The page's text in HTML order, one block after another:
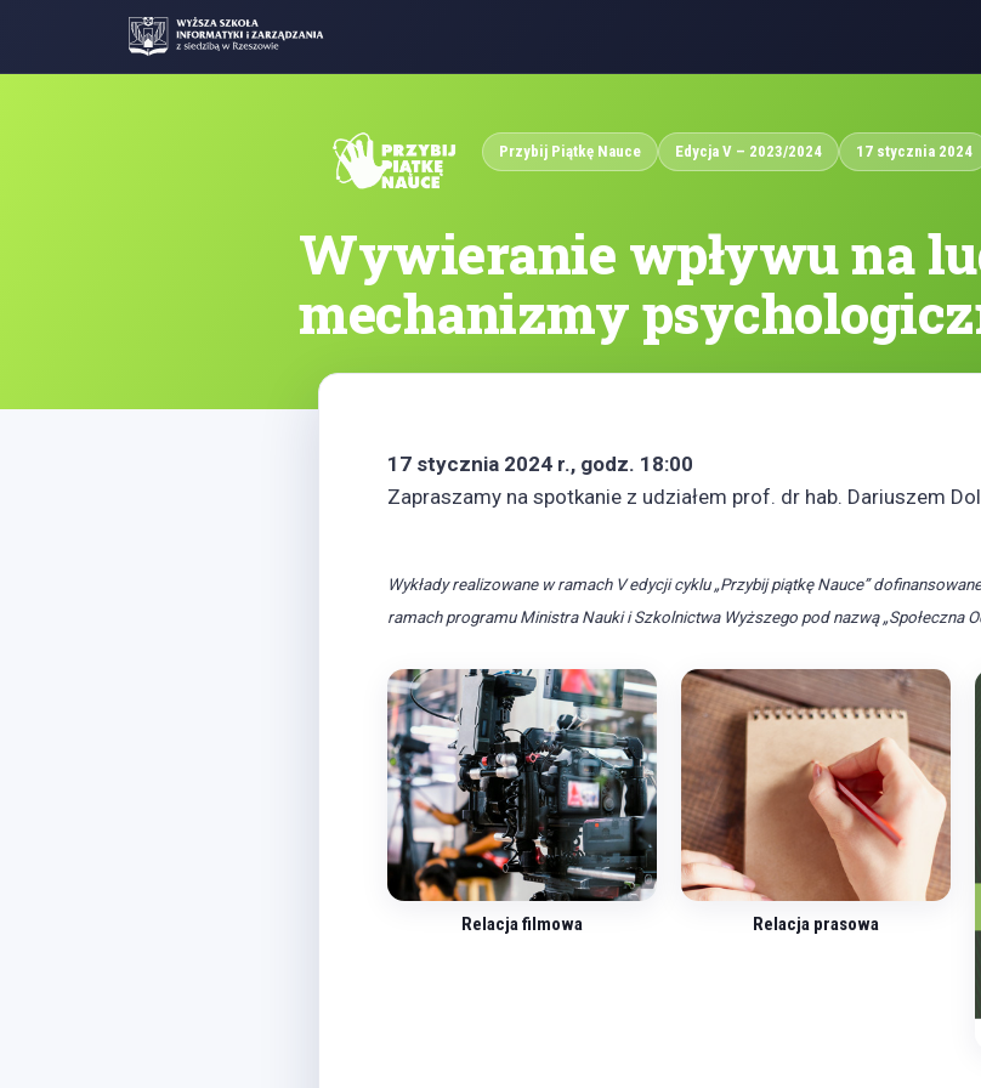
Przybij Piątkę Nauce Edycja V – 2023/2024 17 stycznia 2024
Wywieranie wpływu na
mechanizmy
17 stycznia 2024 r., godz. 18:00
Zapraszamy na spotkanie z udziałem prof. dr hab. Dariuszem
Wykłady realizowane w ramach V edycji cyklu „Przybij piątkę Nauce”
ramach programu Ministra Nauki i Szkolnictwa Wyższego pod nazwą „Społeczna
Relacja filmowa Relacja prasowa